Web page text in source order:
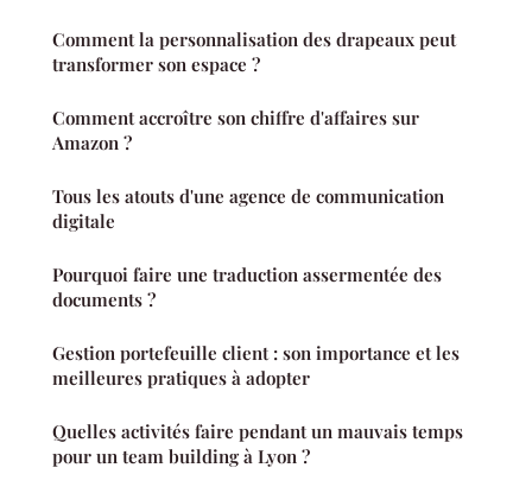
Comment la personnalisation des drapeaux peut
transformer son espace ?
Comment accroître son chiffre d'affaires sur
Amazon ?
Tous les atouts d'une agence de communication
digitale
Pourquoi faire une traduction assermentée des
documents ?
Gestion portefeuille client : son importance et les
meilleures pratiques à adopter
Quelles activités faire pendant un mauvais temps
pour un team building à Lyon ?